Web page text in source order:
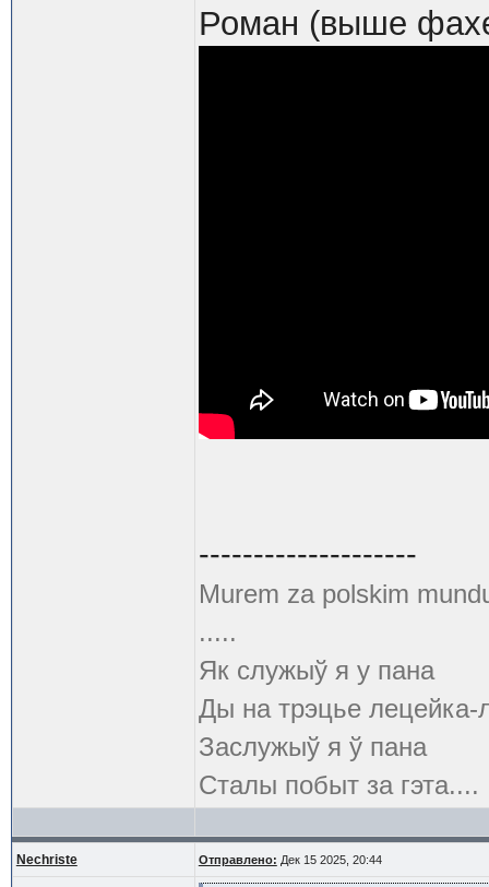
Роман (выше
--------------------
Murem za polskim
.....
Як служыў я у пана
Ды на трэцье лецейка-
Заслужыў я ў пана
Сталы побыт за гэта....
Nechriste Отправлено: Дек 15 2025, 20:44